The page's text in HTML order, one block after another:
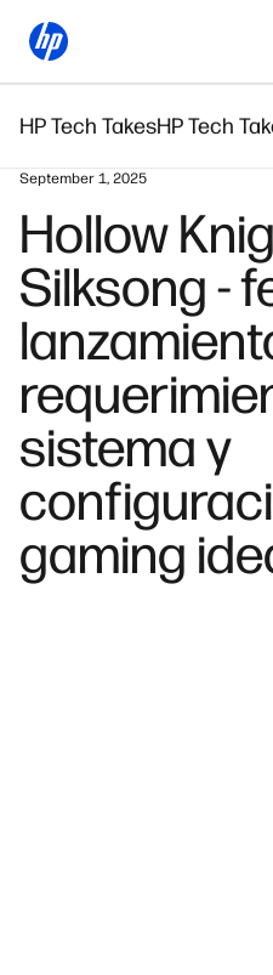
HP Tech TakesHP Tech
September 1, 2025
Hollow
Silksong -
sistema y
gaming